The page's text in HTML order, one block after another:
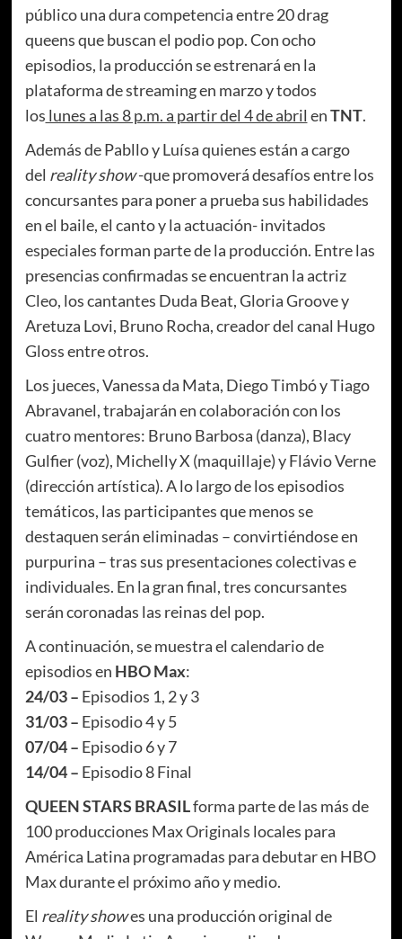
público una dura competencia entre 20 drag
queens que buscan el podio pop. Con ocho
episodios, la producción se estrenará en la
plataforma de streaming en marzo y todos
los lunes a las 8 p.m. a partir del 4 de abril enTNT.
Además de Pabllo y Luísa quienes están a cargo
del reality show-que promoverá desafíos entre los
concursantes para poner a prueba sus habilidades
en el baile, el canto y la actuación- invitados
especiales forman parte de la producción. Entre las
presencias confirmadas se encuentran la actriz
Cleo, los cantantes Duda Beat, Gloria Groove y
Aretuza Lovi, Bruno Rocha, creador del canal Hugo
Gloss entre otros.
Los jueces, Vanessa da Mata, Diego Timbó y Tiago
Abravanel, trabajarán en colaboración con los
cuatro mentores: Bruno Barbosa (danza), Blacy
Gulfier (voz), Michelly X (maquillaje) y Flávio Verne
(dirección artística). A lo largo de los episodios
temáticos, las participantes que menos se
destaquen serán eliminadas – convirtiéndose en
purpurina – tras sus presentaciones colectivas e
individuales. En la gran final, tres concursantes
serán coronadas las reinas del pop.
A continuación, se muestra el calendario de
episodios en HBO Max:
24/03 – Episodios 1, 2 y 3
31/03 – Episodio 4 y 5
07/04 – Episodio 6 y 7
14/04 – Episodio 8 Final
QUEEN STARS BRASILforma parte de las más de
100 producciones Max Originals locales para
América Latina programadas para debutar en HBO
Max durante el próximo año y medio.
El reality showes una producción original de